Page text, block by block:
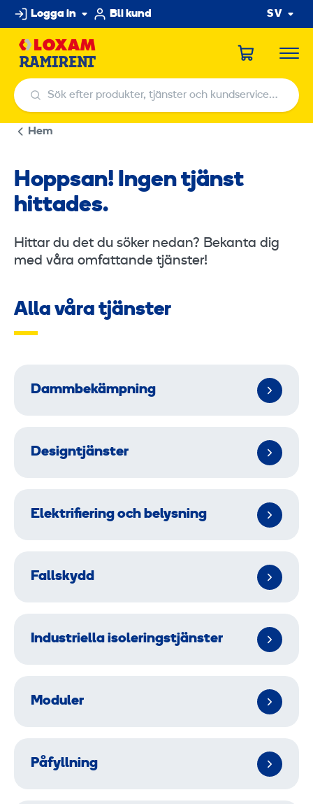
Hoppa
till
innehållet
Logga in Bli kund SV
Sök efter produkter, tjänster och kundservicecenter
Sök efter produkter, tjänster och kundservicecenter
Hem
Hoppsan! Ingen tjänst
hittades.
Hittar du det du söker nedan? Bekanta dig
med våra omfattande tjänster!
Alla våra tjänster
Dammbekämpning
Designtjänster
Elektrifiering och belysning
Fallskydd
Industriella isoleringstjänster
Moduler
Påfyllning